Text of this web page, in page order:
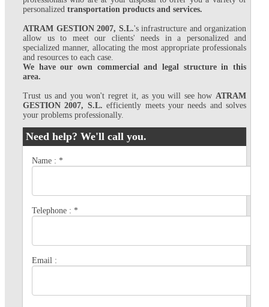
personalized transportation products and services.
ATRAM GESTION 2007, S.L.'s infrastructure and organization
allow us to meet our clients' needs in a personalized and
specialized manner, allocating the most appropriate professionals
and resources to each case.
We have our own commercial and legal structure in this
area.
Trust us and you won't regret it, as you will see how ATRAM
GESTION 2007, S.L. efficiently meets your needs and solves
your problems professionally.
Need help? We'll call you.
Name : *
Telephone : *
Email :